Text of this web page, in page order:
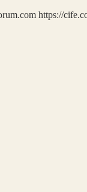
https://